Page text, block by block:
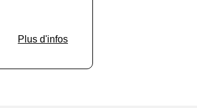
Plus d'infos